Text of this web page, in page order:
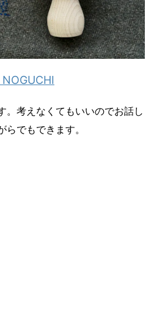
。考えなくてもいいのでお話し
らでもできます。